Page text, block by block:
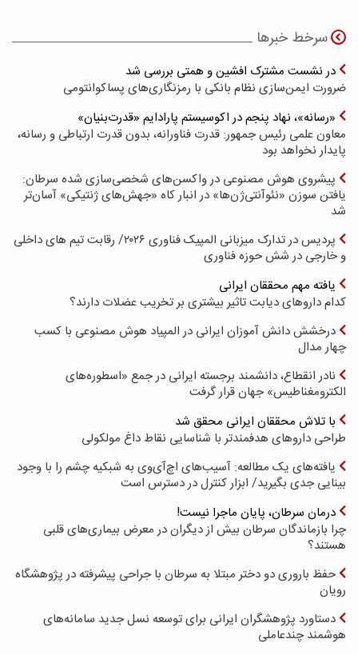
سرخط خبرها
در نشست مشترک افشین و همتی بررسی شد
ضرورت ایمن‌سازی نظام بانکی با رمزنگاری‌های پسا‌کوانتومی
«رسانه»، نهاد پنجم در اکوسیستم پارادایم «قدرت‌بنیان»
معاون علمی رئیس جمهور: قدرت فناورانه، بدون قدرت ارتباطی و رسانه،
پایدار نخواهد بود
پیشروی هوش مصنوعی در واکسن‌های شخصی‌سازی شده سرطان:
یافتن سوزن «نئوآنتی‌ژن‌ها» در انبار کاه «جهش‌های ژنتیکی» آسان‌تر
شد
پردیس در تدارک میزبانی المپیک فناوری ۲۰۲۶/ رقابت تیم های داخلی
و خارجی در شش حوزه فناوری
یافته مهم محققان ایرانی
کدام داروهای دیابت تاثیر بیشتری بر تخریب عضلات دارند؟
درخشش دانش آموزان ایرانی در المپیاد هوش مصنوعی با کسب
چهار مدال
نادر انقطاع، دانشمند برجسته ایرانی در جمع «اسطوره‌های
الکترومغناطیس» جهان قرار گرفت
با تلاش محققان ایرانی محقق شد
طراحی داروهای هدفمندتر با شناسایی نقاط داغ مولکولی
یافته‌های یک مطالعه: آسیب‌های اچ‌آی‌وی به شبکیه چشم را با وجود
بینایی جدی بگیرید/ ابزار کنترل در دسترس است
درمان سرطان، پایان ماجرا نیست!
چرا بازماندگان سرطان بیش از دیگران در معرض بیماری‌های قلبی
هستند؟
حفظ باروری دو دختر مبتلا به سرطان با جراحی پیشرفته در پژوهشگاه
رویان
دستاورد پژوهشگران ایرانی برای توسعه نسل جدید سامانه‌های
هوشمند چندعاملی